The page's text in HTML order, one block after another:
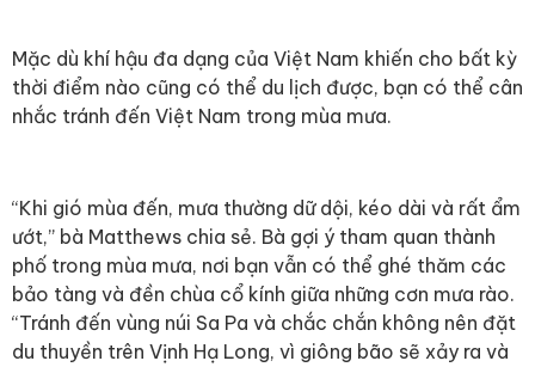
Mặc dù khí hậu đa dạng của Việt Nam khiến cho bất kỳ
thời điểm nào cũng có thể du lịch được, bạn có thể cân
nhắc tránh đến Việt Nam trong mùa mưa.
“Khi gió mùa đến, mưa thường dữ dội, kéo dài và rất ẩm
ướt,” bà Matthews chia sẻ. Bà gợi ý tham quan thành
phố trong mùa mưa, nơi bạn vẫn có thể ghé thăm các
bảo tàng và đền chùa cổ kính giữa những cơn mưa rào.
“Tránh đến vùng núi Sa Pa và chắc chắn không nên đặt
du thuyền trên Vịnh Hạ Long, vì giông bão sẽ xảy ra và